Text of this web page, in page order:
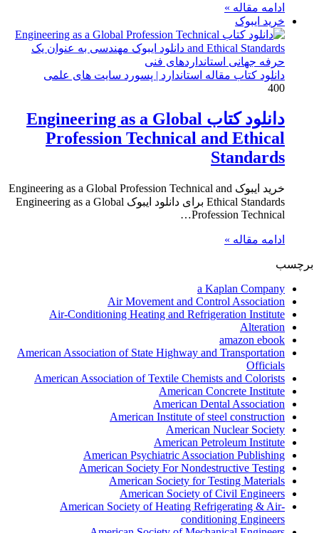
ادامه مقاله »
خرید ایبوک
دانلود کتاب مقاله استاندارد | پسورد سایت های علمی
400
دانلود کتاب Engineering as a Global
Profession Technical and Ethical
Standards
خرید ایبوک Engineering as a Global Profession Technical and
Ethical Standards برای دانلود ایبوک Engineering as a Global
Profession Technical…
ادامه مقاله »
برچسب
a Kaplan Company
Air Movement and Control Association
Air-Conditioning Heating and Refrigeration Institute
Alteration
amazon ebook
American Association of State Highway and Transportation
Officials
American Association of Textile Chemists and Colorists
American Concrete Institute
American Dental Association
American Institute of steel construction
American Nuclear Society
American Petroleum Institute
American Psychiatric Association Publishing
American Society For Nondestructive Testing
American Society for Testing Materials
American Society of Civil Engineers
American Society of Heating Refrigerating & Air-
conditioning Engineers